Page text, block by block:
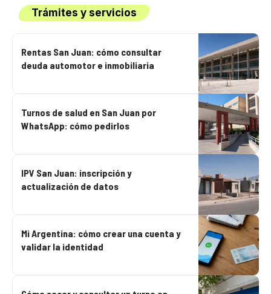
Trámites y servicios
Rentas San Juan: cómo consultar
deuda automotor e inmobiliaria
Turnos de salud en San Juan por
WhatsApp: cómo pedirlos
IPV San Juan: inscripción y
actualización de datos
Mi Argentina: cómo crear una cuenta y
validar la identidad